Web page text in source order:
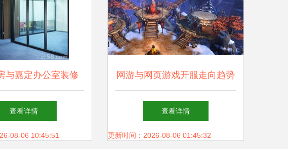
与嘉定办公室装修
咨询的关键作用
查看详情
08-06 10:45:51
网游与网页游戏开服走向趋势
掌握导向行前指南视角视角实
用手册 +。精确《绝地求生
查看详情
更新时间：2026-08-06 01:45:32